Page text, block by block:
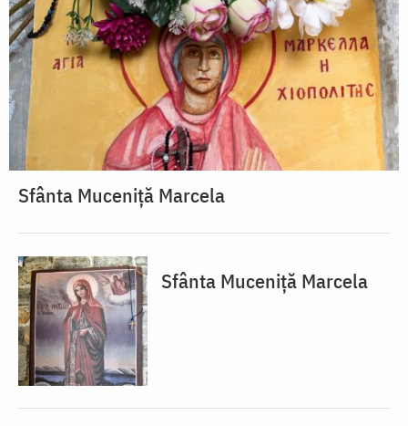
Sfânta Muceniță Marcela
Sfânta Muceniță Marcela